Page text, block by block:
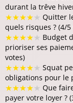
durant la trêve
★★★★★ Quitter
quels risques ? (4/
★★★★★ Budget
prioriser ses
votes)
★★★★★ Squat
obligations pour le
★★★★★ Que
payer votre loyer ?